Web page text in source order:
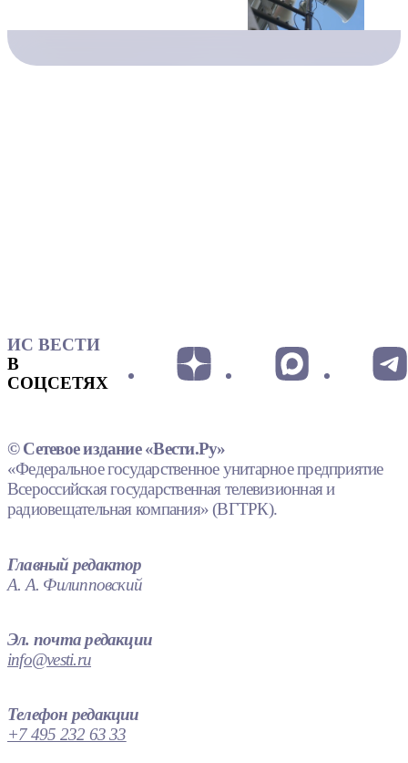
ИС ВЕСТИ
В
СОЦСЕТЯХ
© Сетевое издание «Вести.Ру»
«Федеральное государственное унитарное предприятие
Всероссийская государственная телевизионная и
радиовещательная компания» (ВГТРК).
Главный редактор
А. А. Филипповский
Эл. почта редакции
info@vesti.ru
Телефон редакции
+7 495 232 63 33